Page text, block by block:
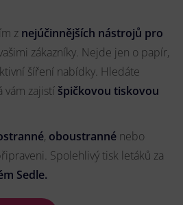
z nejúčinnějších nástrojů pro
zákazníky. Nejde jen o papír,
šíření nabídky. Hledáte
vám zajistí špičkovou tiskovou
, oboustranné nebo
Spolehlivý tisk letáků za
Sedle.